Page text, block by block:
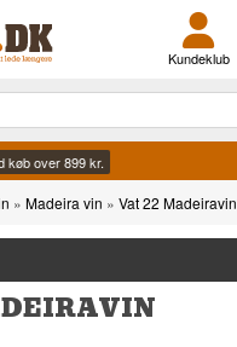
Kundeklub
899 kr.
»Madeira vin »Vat 22 Madeiravin